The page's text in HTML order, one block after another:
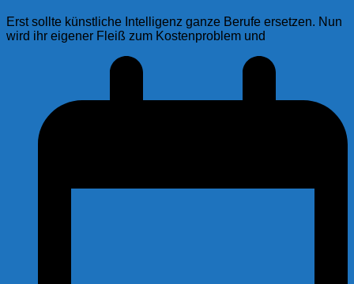
Erst sollte künstliche Intelligenz ganze Berufe ersetzen. Nun
wird ihr eigener Fleiß zum Kostenproblem und